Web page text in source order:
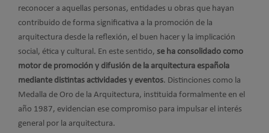
reconocer a aquellas personas, entidades u obras que hayan
contribuido de forma significativa a la promoción de la
arquitectura desde la reflexión, el buen hacer y la implicación
social, ética y cultural. En este sentido, se ha consolidado como
motor de promoción y difusión de la arquitectura española
mediante distintas actividades y eventos. Distinciones como la
Medalla de Oro de la Arquitectura, instituida formalmente en el
año 1987, evidencian ese compromiso para impulsar el interés
general por la arquitectura.